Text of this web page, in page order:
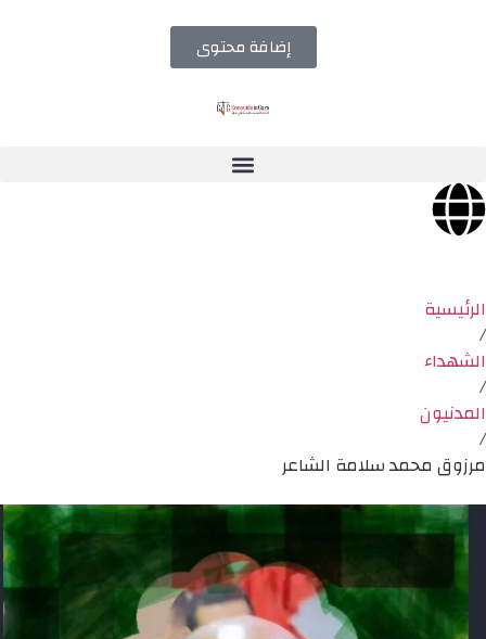
إضافة محتوى
الرئيسية
/
الشهداء
/
المدنيون
/
مرزوق محمد سلامة الشاعر